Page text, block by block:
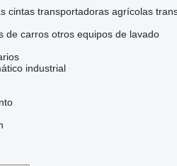
cintas transportadoras agrícolas
de carros otros equipos de lavado
industrial